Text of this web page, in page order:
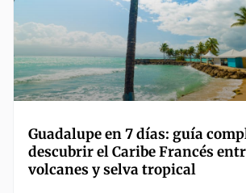
Guadalupe en 7 días: guía
descubrir el Caribe Francés
volcanes y selva tropical